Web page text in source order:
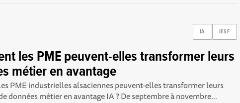
IA IESF
les PME peuvent-elles transformer leurs
métier en avantage
PME industrielles alsaciennes peuvent-elles transformer leurs
données métier en avantage IA ? De septembre à novembre...